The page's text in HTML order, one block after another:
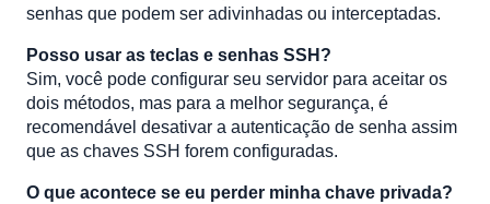
senhas que podem ser adivinhadas ou interceptadas.
Posso usar as teclas e senhas SSH?
Sim, você pode configurar seu servidor para aceitar os
dois métodos, mas para a melhor segurança, é
recomendável desativar a autenticação de senha assim
que as chaves SSH forem configuradas.
O que acontece se eu perder minha chave privada?